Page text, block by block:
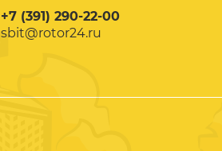
+7 (391) 290-22-00
sbit@rotor24.ru